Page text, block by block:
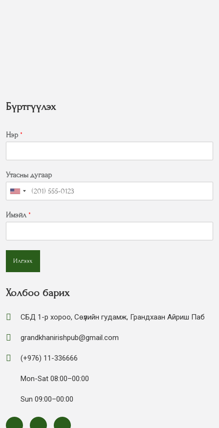
Бүртгүүлэх
Нэр *
Утасны дугаар
Имэйл *
Илгээх
Холбоо барих
СБД 1-р хороо, Сөүлийн гудамж, Грандхаан Айриш Паб
grandkhanirishpub@gmail.com
(+976) 11-336666
Mon-Sat 08:00–00:00
Sun 09:00–00:00